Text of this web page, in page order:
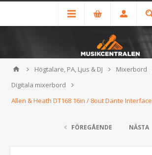
Högtalare, PA, Ljus & DJ
Mixerbord
Digitala mixerbord
Allen & Heath DT168 16in / 8out Dante Interface
FÖREGÅENDE NÄSTA